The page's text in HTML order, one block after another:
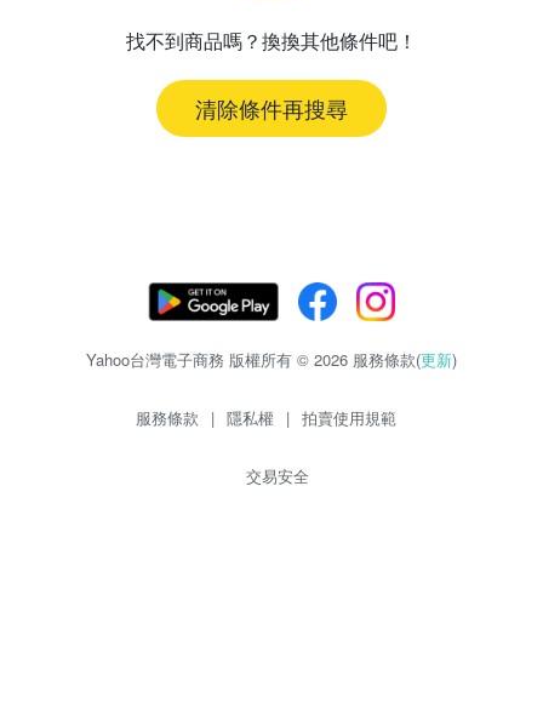
找不到商品嗎？換換其他條件吧！
清除條件再搜尋
Yahoo台灣電子商務 版權所有 © 2026 服務條款(更新)
服務條款 | 隱私權 | 拍賣使用規範
交易安全